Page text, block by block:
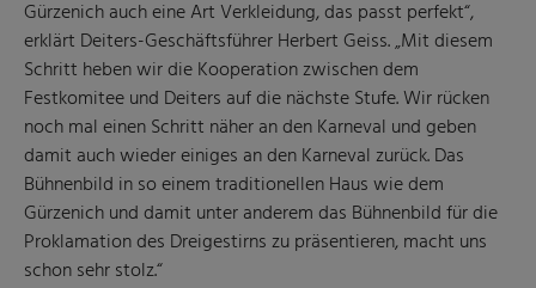
Gürzenich auch eine Art Verkleidung, das passt perfekt“,
erklärt Deiters-Geschäftsführer Herbert Geiss. „Mit diesem
Schritt heben wir die Kooperation zwischen dem
Festkomitee und Deiters auf die nächste Stufe. Wir rücken
noch mal einen Schritt näher an den Karneval und geben
damit auch wieder einiges an den Karneval zurück. Das
Bühnenbild in so einem traditionellen Haus wie dem
Gürzenich und damit unter anderem das Bühnenbild für die
Proklamation des Dreigestirns zu präsentieren, macht uns
schon sehr stolz.“